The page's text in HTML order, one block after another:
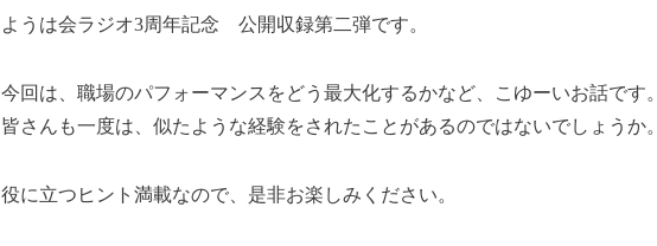
ようは会ラジオ3周年記念 公開収録第二弾です。
今回は、職場のパフォーマンスをどう最大化するかなど、こゆーいお話です。
皆さんも一度は、似たような経験をされたことがあるのではないでしょうか。
役に立つヒント満載なので、是非お楽しみください。